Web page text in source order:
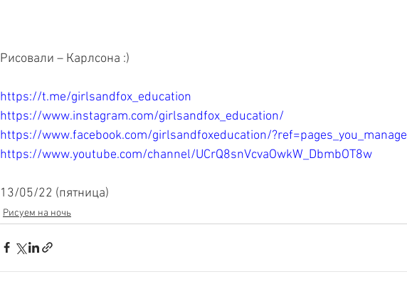
Рисовали – Карлсона :)
https://t.me/girlsandfox_education
https://www.instagram.com/girlsandfox_education/
https://www.facebook.com/girlsandfoxeducation/?ref=pages_you_manage
https://www.youtube.com/channel/UCrQ8snVcvaOwkW_DbmbOT8w
13/05/22 (пятница)
Рисуем на ночь